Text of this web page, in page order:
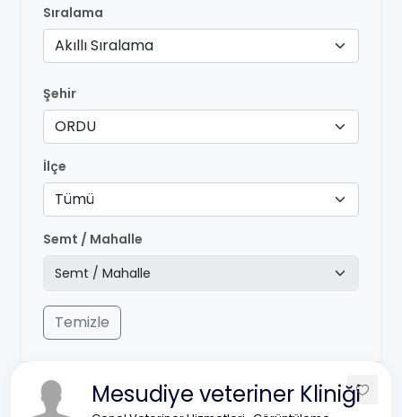
Sıralama
Akıllı Sıralama
Şehir
ORDU
İlçe
Tümü
Semt / Mahalle
Temizle
Mesudiye veteriner Kliniği